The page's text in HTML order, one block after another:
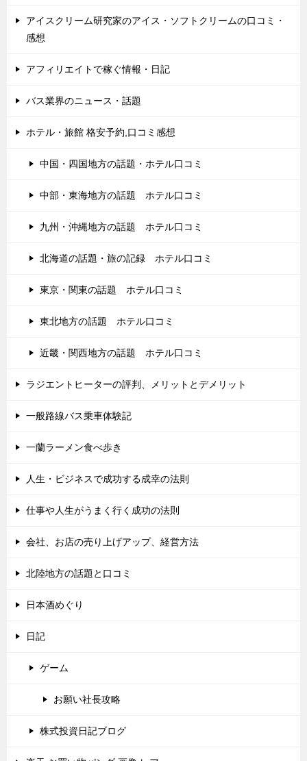
アイスクリーム研究家のアイス・ソフトクリームの口コミ・
感想
アフィリエイトで稼ぐ情報・日記
バス業界のニュース・話題
ホテル・旅館 格安予約,口コミ感想
中国・四国地方の話題・ホテル口コミ
中部・東海地方の話題 ホテル口コミ
九州・沖縄地方の話題 ホテル口コミ
北海道の話題・旅の記録 ホテル口コミ
東京・関東の話題 ホテル口コミ
東北地方の話題 ホテル口コミ
近畿・関西地方の話題 ホテル口コミ
ラジエントヒーターの評判、メリットとデメリット
一般路線バス乗車体験記
一蘭ラーメン食べ歩き
人生・ビジネスで成功する成幸の法則
仕事や人生がうまく行く成功の法則
会社、お店の売り上げアップ、経営方法
北陸地方の話題と口コミ
日本酒めぐり
日記
ゲーム
お願い社長攻略
株式投資日記ブログ